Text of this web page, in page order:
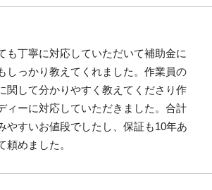
も丁寧に対応していただいて補助金に
しっかり教えてくれました。作業員の
関して分かりやすく教えてくださり作
ィーに対応していただきました。合計
やすいお値段でしたし、保証も10年あ
頼めました。